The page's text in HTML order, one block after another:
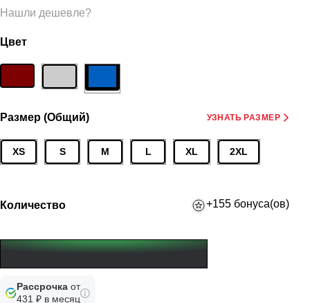
Нашли дешевле?
Цвет
Размер (Общий) УЗНАТЬ РАЗМЕР
XS S M L XL 2XL
Количество +155 бонуса(ов)
Рассрочка от
431 ₽ в месяц